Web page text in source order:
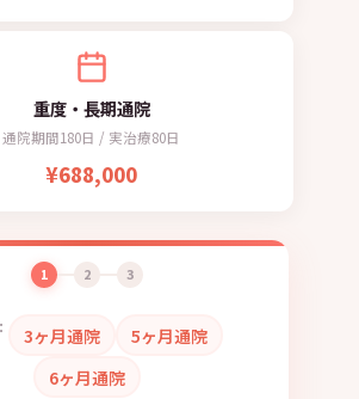
重度・長期通院
通院期間180日 / 実治療80日
¥688,000
1 2 3
3ヶ月通院
5ヶ月通院
6ヶ月通院